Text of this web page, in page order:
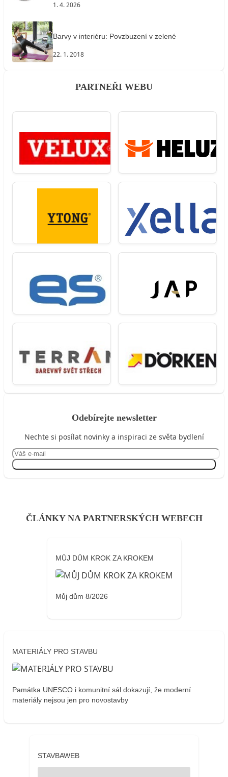
1. 4. 2026
Barvy v interiéru: Povzbuzení v zelené
22. 1. 2018
PARTNEŘI WEBU
Odebírejte newsletter
Nechte si posílat novinky a inspiraci ze světa bydlení
ČLÁNKY NA PARTNERSKÝCH WEBECH
MŮJ DŮM KROK ZA KROKEM
Můj dům 8/2026
MATERIÁLY PRO STAVBU
Památka UNESCO i komunitní sál dokazují, že moderní
materiály nejsou jen pro novostavby
STAVBAWEB